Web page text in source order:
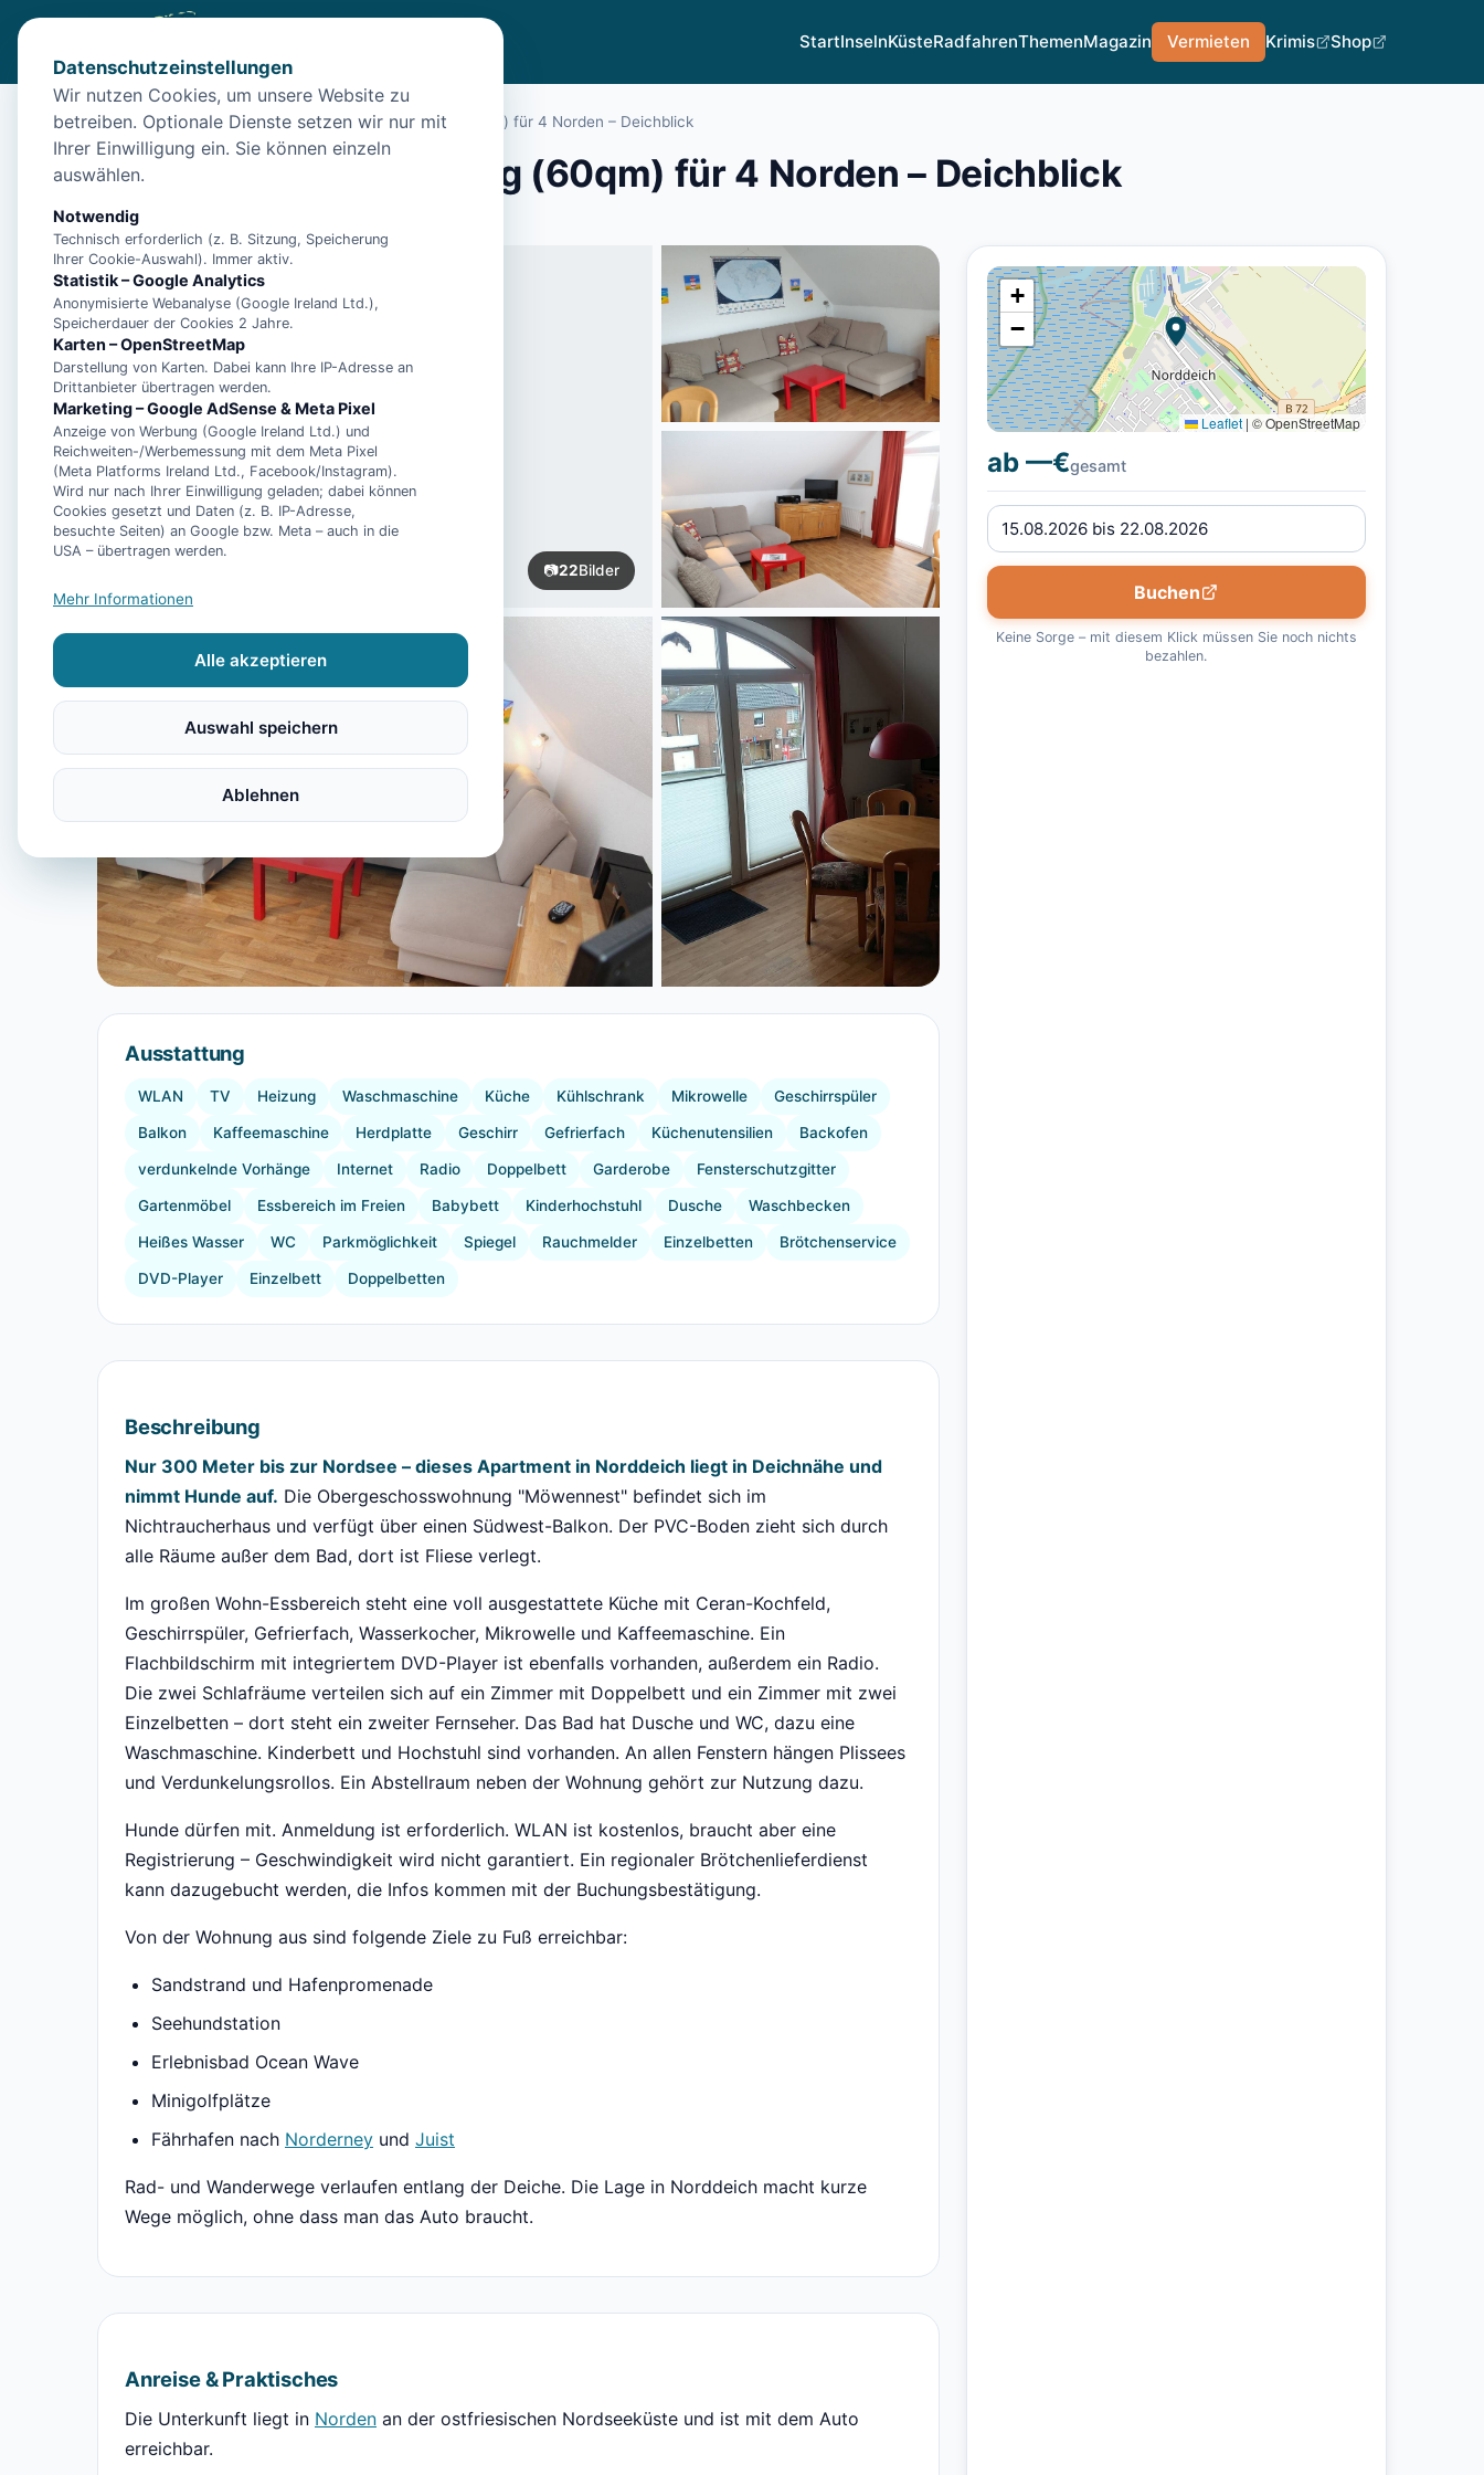
StartInselnKüsteRadfahrenThemenMagazin Vermieten Krimis Shop
Start Unterkünfte Norden/Schöne Ferienwohnung (60qm) für 4 Norden – Deichblick
Schöne Ferienwohnung (60qm) für 4 Norden – Deichblick
26506 Norden
📷22Bilder
Ausstattung
WLAN TV Heizung Waschmaschine Küche Kühlschrank Mikrowelle Geschirrspüler
Balkon Kaffeemaschine Herdplatte Geschirr Gefrierfach Küchenutensilien Backofen
verdunkelnde Vorhänge Internet Radio Doppelbett Garderobe Fensterschutzgitter
Gartenmöbel Essbereich im Freien Babybett Kinderhochstuhl Dusche Waschbecken
Heißes Wasser WC Parkmöglichkeit Spiegel Rauchmelder Einzelbetten Brötchenservice
DVD-Player Einzelbett Doppelbetten
Beschreibung
Nur 300 Meter bis zur Nordsee – dieses Apartment in Norddeich liegt in Deichnähe und
nimmt Hunde auf. Die Obergeschosswohnung "Möwennest" befindet sich im
Nichtraucherhaus und verfügt über einen Südwest-Balkon. Der PVC-Boden zieht sich durch
alle Räume außer dem Bad, dort ist Fliese verlegt.
Im großen Wohn-Essbereich steht eine voll ausgestattete Küche mit Ceran-Kochfeld,
Geschirrspüler, Gefrierfach, Wasserkocher, Mikrowelle und Kaffeemaschine. Ein
Flachbildschirm mit integriertem DVD-Player ist ebenfalls vorhanden, außerdem ein Radio.
Die zwei Schlafräume verteilen sich auf ein Zimmer mit Doppelbett und ein Zimmer mit zwei
Einzelbetten – dort steht ein zweiter Fernseher. Das Bad hat Dusche und WC, dazu eine
Waschmaschine. Kinderbett und Hochstuhl sind vorhanden. An allen Fenstern hängen Plissees
und Verdunkelungsrollos. Ein Abstellraum neben der Wohnung gehört zur Nutzung dazu.
Hunde dürfen mit. Anmeldung ist erforderlich. WLAN ist kostenlos, braucht aber eine
Registrierung – Geschwindigkeit wird nicht garantiert. Ein regionaler Brötchenlieferdienst
kann dazugebucht werden, die Infos kommen mit der Buchungsbestätigung.
Von der Wohnung aus sind folgende Ziele zu Fuß erreichbar:
Sandstrand und Hafenpromenade
Seehundstation
Erlebnisbad Ocean Wave
Minigolfplätze
Fährhafen nach Norderney und Juist
Rad- und Wanderwege verlaufen entlang der Deiche. Die Lage in Norddeich macht kurze
Wege möglich, ohne dass man das Auto braucht.
Anreise & Praktisches
Die Unterkunft liegt in Norden an der ostfriesischen Nordseeküste und ist mit dem Auto
erreichbar.
+
−
Leaflet | © OpenStreetMap
ab —€gesamt
Buchen
Keine Sorge – mit diesem Klick müssen Sie noch nichts
bezahlen.
Datenschutzeinstellungen
Wir nutzen Cookies, um unsere Website zu
betreiben. Optionale Dienste setzen wir nur mit
Ihrer Einwilligung ein. Sie können einzeln
auswählen.
Notwendig
Technisch erforderlich (z. B. Sitzung, Speicherung
Ihrer Cookie-Auswahl). Immer aktiv.
Statistik – Google Analytics
Anonymisierte Webanalyse (Google Ireland Ltd.),
Speicherdauer der Cookies 2 Jahre.
Karten – OpenStreetMap
Darstellung von Karten. Dabei kann Ihre IP-Adresse an
Drittanbieter übertragen werden.
Marketing – Google AdSense & Meta Pixel
Anzeige von Werbung (Google Ireland Ltd.) und
Reichweiten-/Werbemessung mit dem Meta Pixel
(Meta Platforms Ireland Ltd., Facebook/Instagram).
Wird nur nach Ihrer Einwilligung geladen; dabei können
Cookies gesetzt und Daten (z. B. IP-Adresse,
besuchte Seiten) an Google bzw. Meta – auch in die
USA – übertragen werden.
Mehr Informationen
Alle akzeptieren
Auswahl speichern
Ablehnen